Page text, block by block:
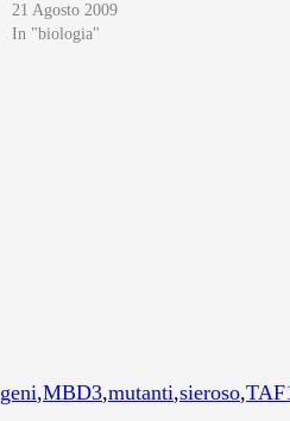
21 Agosto 2009
In "biologia"
geni,MBD3,mutanti,sieroso,